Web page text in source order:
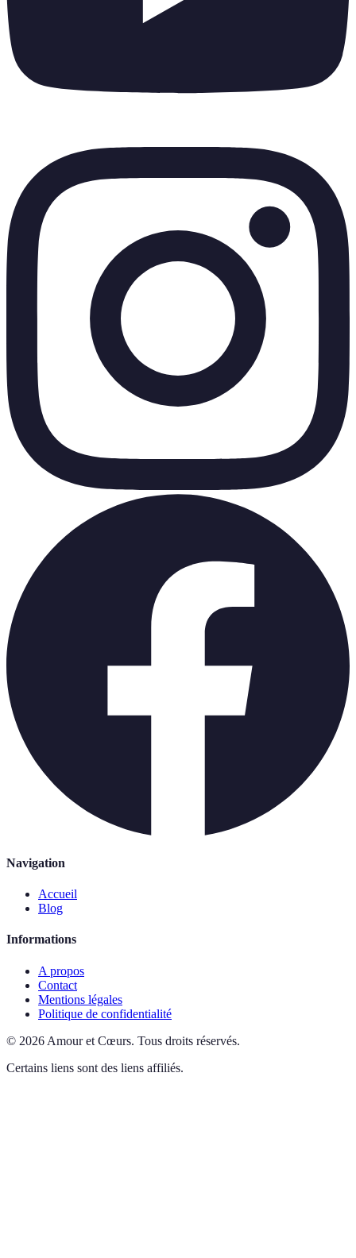
Navigation
Accueil
Blog
Informations
A propos
Contact
Mentions légales
Politique de confidentialité
© 2026 Amour et Cœurs. Tous droits réservés.
Certains liens sont des liens affiliés.